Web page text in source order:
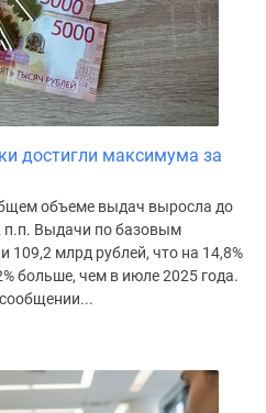
достигли максимума за
объеме выдач выросла до
п.п. Выдачи по базовым
109,2 млрд рублей, что на 14,8%
больше, чем в июле 2025 года.